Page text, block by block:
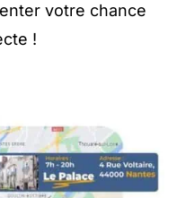
votre chance
!